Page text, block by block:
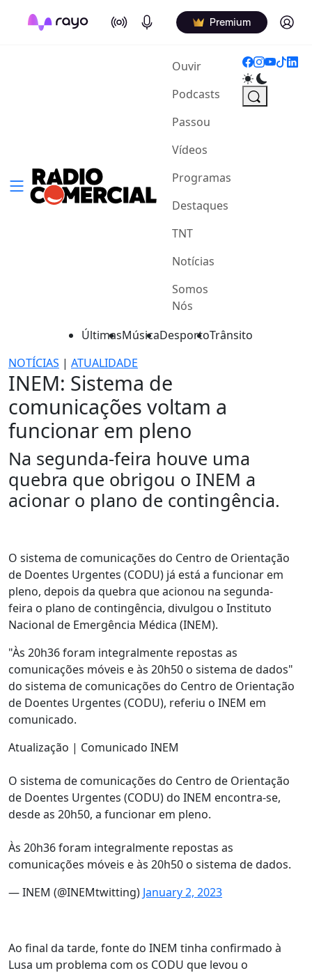
On Air Podcasts Premium Log in
Ouvir(current)
Podcasts
Passou
Vídeos
Programas
Destaques
TNT
Notícias
Somos
Nós
ÚltimasMúsicaDesportoTrânsito
NOTÍCIAS | ATUALIDADE
INEM: Sistema de
comunicações voltam a
funcionar em pleno
Na segunda-feira houve uma
quebra que obrigou o INEM a
acionar o plano de contingência.
O sistema de comunicações do Centro de Orientação
de Doentes Urgentes (CODU) já está a funcionar em
pleno, depois da quebra que acionou na segunda-
feira o plano de contingência, divulgou o Instituto
Nacional de Emergência Médica (INEM).
"Às 20h36 foram integralmente repostas as
comunicações móveis e às 20h50 o sistema de dados"
do sistema de comunicações do Centro de Orientação
de Doentes Urgentes (CODU), referiu o INEM em
comunicado.
Atualização | Comunicado INEM
O sistema de comunicações do Centro de Orientação
de Doentes Urgentes (CODU) do INEM encontra-se,
desde as 20h50, a funcionar em pleno.
Às 20h36 foram integralmente repostas as
comunicações móveis e às 20h50 o sistema de dados.
— INEM (@INEMtwitting) January 2, 2023
Ao final da tarde, fonte do INEM tinha confirmado à
Lusa um problema com os CODU que levou o